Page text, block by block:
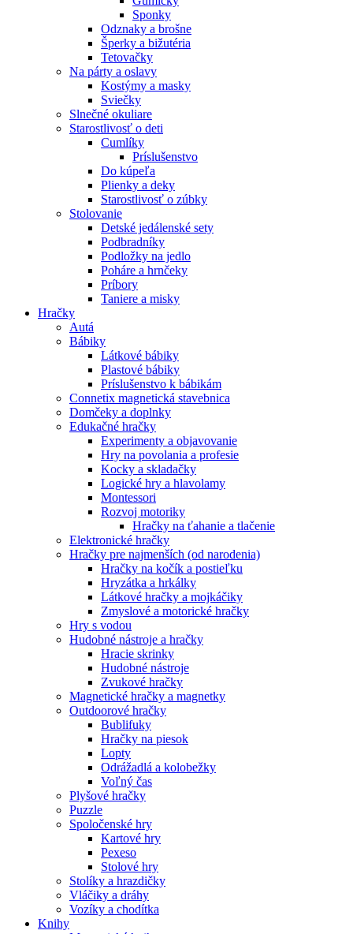
Sponky
Odznaky a brošne
Šperky a bižutéria
Tetovačky
Na párty a oslavy
Kostýmy a masky
Sviečky
Slnečné okuliare
Starostlivosť o deti
Cumlíky
Príslušenstvo
Do kúpeľa
Plienky a deky
Starostlivosť o zúbky
Stolovanie
Detské jedálenské sety
Podbradníky
Podložky na jedlo
Poháre a hrnčeky
Príbory
Taniere a misky
Hračky
Autá
Bábiky
Látkové bábiky
Plastové bábiky
Príslušenstvo k bábikám
Connetix magnetická stavebnica
Domčeky a doplnky
Edukačné hračky
Experimenty a objavovanie
Hry na povolania a profesie
Kocky a skladačky
Logické hry a hlavolamy
Montessori
Rozvoj motoriky
Hračky na ťahanie a tlačenie
Elektronické hračky
Hračky pre najmenších (od narodenia)
Hračky na kočík a postieľku
Hryzátka a hrkálky
Látkové hračky a mojkáčiky
Zmyslové a motorické hračky
Hry s vodou
Hudobné nástroje a hračky
Hracie skrinky
Hudobné nástroje
Zvukové hračky
Magnetické hračky a magnetky
Outdoorové hračky
Bublifuky
Hračky na piesok
Lopty
Odrážadlá a kolobežky
Voľný čas
Plyšové hračky
Puzzle
Spoločenské hry
Kartové hry
Pexeso
Stolové hry
Stolíky a hrazdičky
Vláčiky a dráhy
Vozíky a chodítka
Knihy